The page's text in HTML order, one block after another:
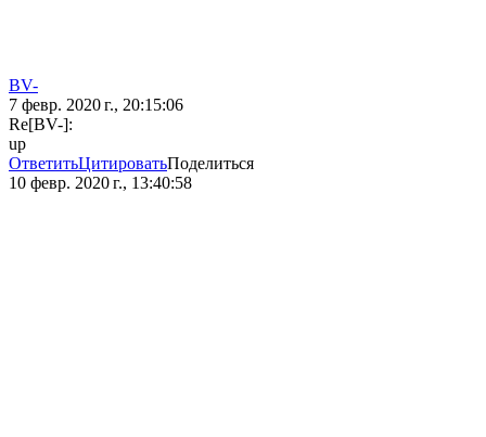
BV-
7 февр. 2020 г., 20:15:06
Re[BV-]:
up
ОтветитьЦитироватьПоделиться
10 февр. 2020 г., 13:40:58